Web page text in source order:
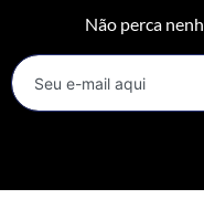
Não perca